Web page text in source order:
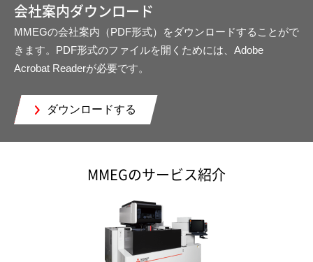
会社案内ダウンロード
MMEGの会社案内（PDF形式）をダウンロードすることがで
きます。PDF形式のファイルを開くためには、Adobe
Acrobat Readerが必要です。
ダウンロードする
MMEGのサービス紹介